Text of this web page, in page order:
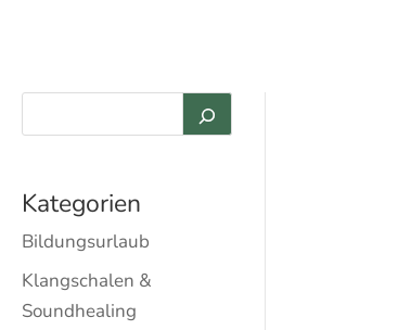
Kategorien
Bildungsurlaub
Klangschalen &
Soundhealing